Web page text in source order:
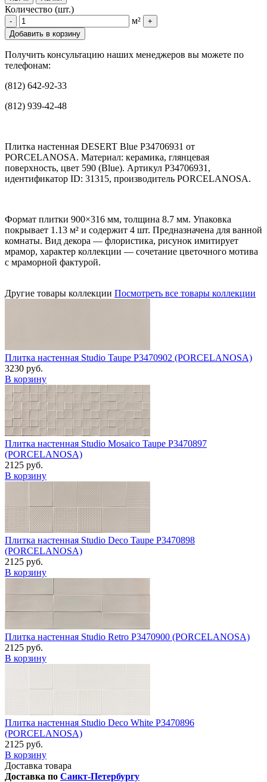
Количество (шт.)
- м²
+
Добавить в корзину
Получить консультацию наших менеджеров вы можете по
телефонам:
(812) 642-92-33
(812) 939-42-48
Плитка настенная DESERT Blue P34706931 от
PORCELANOSA. Материал: керамика, глянцевая
поверхность, цвет 590 (Blue). Артикул P34706931,
идентификатор ID: 31315, производитель PORCELANOSA.
Формат плитки 900×316 мм, толщина 8.7 мм. Упаковка
покрывает 1.13 м² и содержит 4 шт. Предназначена для ванной
комнаты. Вид декора — флористика, рисунок имитирует
мрамор, характер коллекции — сочетание цветочного мотива
с мраморной фактурой.
Другие товары коллекции Посмотреть все товары коллекции
Плитка настенная Studio Taupe P3470902 (PORCELANOSA)
3230 руб.
В корзину
Плитка настенная Studio Mosaico Taupe P3470897
(PORCELANOSA)
2125 руб.
В корзину
Плитка настенная Studio Deco Taupe P3470898
(PORCELANOSA)
2125 руб.
В корзину
Плитка настенная Studio Retro P3470900 (PORCELANOSA)
2125 руб.
В корзину
Плитка настенная Studio Deco White P3470896
(PORCELANOSA)
2125 руб.
В корзину
Доставка товара
Доставка по Санкт-Петербургу